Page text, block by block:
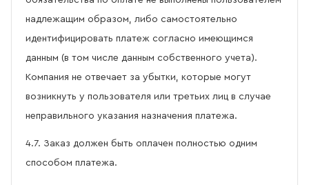
надлежащим образом, либо самостоятельно
идентифицировать платеж согласно имеющимся
данным (в том числе данным собственного учета).
Компания не отвечает за убытки, которые могут
возникнуть у пользователя или третьих лиц в случае
неправильного указания назначения платежа.
4.7. Заказ должен быть оплачен полностью одним
способом платежа.